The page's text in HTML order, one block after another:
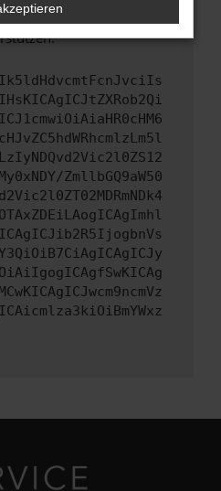
um uns bei der
ZmllbGQ9aW50